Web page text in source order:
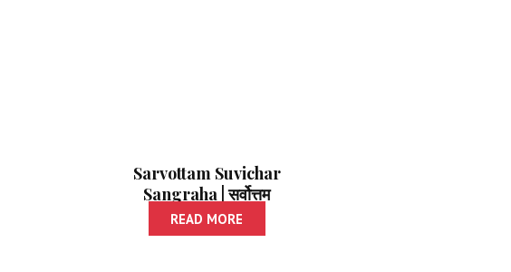
Sarvottam Suvichar
Sangraha | सर्वोत्तम
सुविचार संग्रह
READ MORE